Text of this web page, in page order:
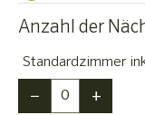
Anzahl der
− +
Standardzimmer